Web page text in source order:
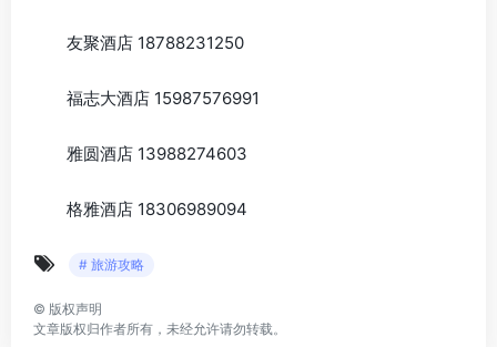
友聚酒店 18788231250
福志大酒店 15987576991
雅圆酒店 13988274603
格雅酒店 18306989094
# 旅游攻略
© 版权声明
文章版权归作者所有，未经允许请勿转载。